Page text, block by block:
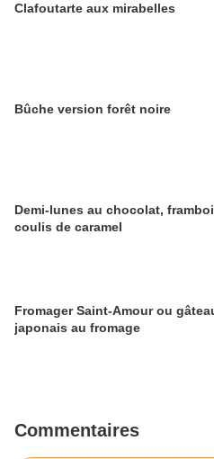
Clafoutarte aux mirabelles
Bûche version forêt noire
Demi-lunes au chocolat,
coulis de caramel
Fromager Saint-Amour ou
japonais au fromage
Commentaires